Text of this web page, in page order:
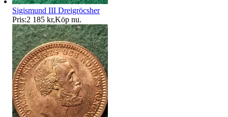
Sigismund III Dreigröcsher
Pris:2 185 kr,Köp nu.